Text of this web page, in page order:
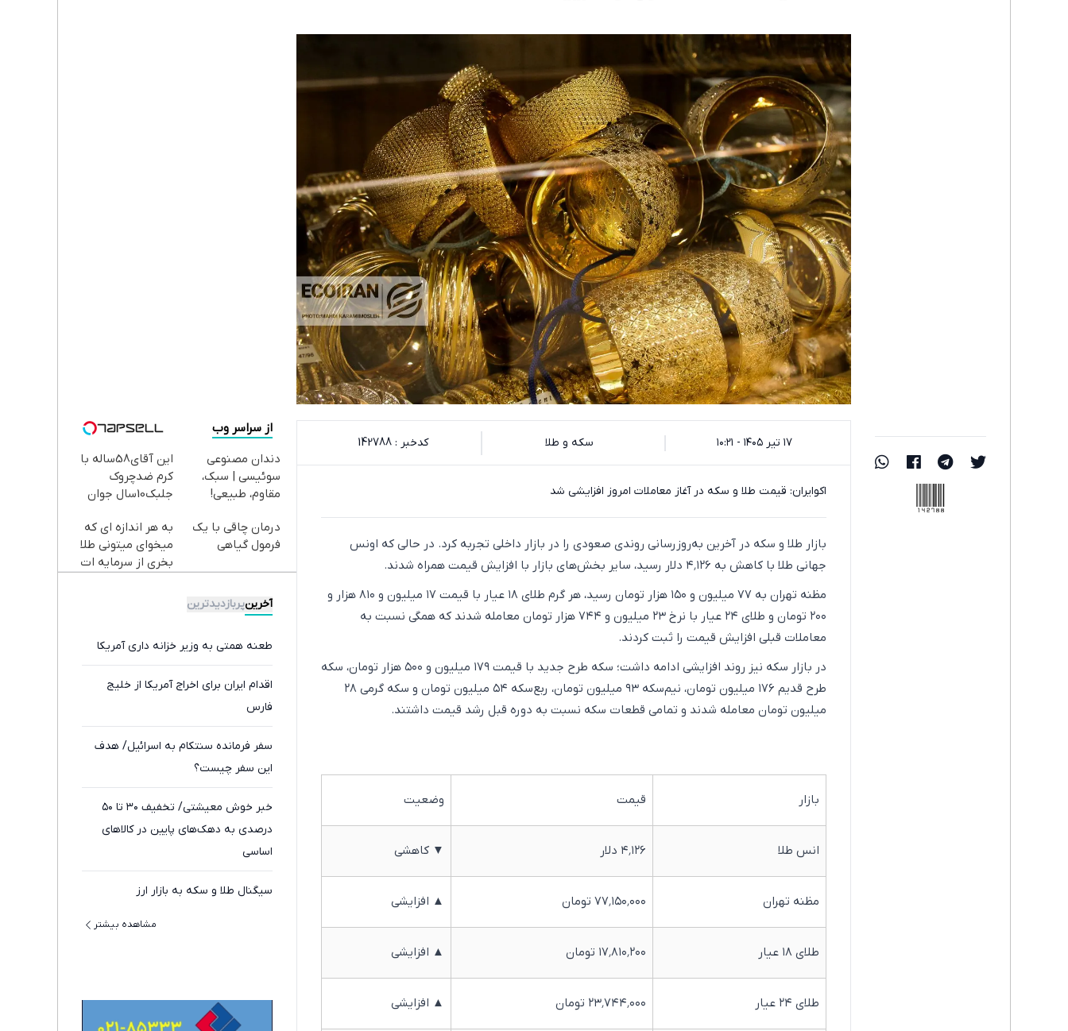
142788
۱۷ تیر ۱۴۰۵ - ۱۰:۲۱ سکه و طلا کدخبر : 142788
اکوایران: قیمت طلا و سکه در آغاز معاملات امروز افزایشی شد
بازار طلا و سکه در آخرین به‌روزرسانی روندی صعودی را در بازار داخلی تجربه کرد. در حالی که اونس
جهانی طلا با کاهش به ۴٬۱۲۶ دلار رسید، سایر بخش‌های بازار با افزایش قیمت همراه شدند.
مظنه تهران به ۷۷ میلیون و ۱۵۰ هزار تومان رسید، هر گرم طلای ۱۸ عیار با قیمت ۱۷ میلیون و ۸۱۰ هزار و
۲۰۰ تومان و طلای ۲۴ عیار با نرخ ۲۳ میلیون و ۷۴۴ هزار تومان معامله شدند که همگی نسبت به
معاملات قبلی افزایش قیمت را ثبت کردند.
در بازار سکه نیز روند افزایشی ادامه داشت؛ سکه طرح جدید با قیمت ۱۷۹ میلیون و ۵۰۰ هزار تومان، سکه
طرح قدیم ۱۷۶ میلیون تومان، نیم‌سکه ۹۳ میلیون تومان، ربع‌سکه ۵۴ میلیون تومان و سکه گرمی ۲۸
میلیون تومان معامله شدند و تمامی قطعات سکه نسبت به دوره قبل رشد قیمت داشتند.
بازار قیمت وضعیت
انس طلا ۴٬۱۲۶ دلار ▼ کاهشی
مظنه تهران ۷۷٬۱۵۰٬۰۰۰ تومان ▲ افزایشی
طلای ۱۸ عیار ۱۷٬۸۱۰٬۲۰۰ تومان ▲ افزایشی
طلای ۲۴ عیار ۲۳٬۷۴۴٬۰۰۰ تومان ▲ افزایشی
از سراسر وب
دندان مصنوعی
سوئیسی | سبک،
مقاوم، طبیعی!
رایگان+پرداخت
اقساطی😍
این آقای58ساله با
کرم ضدچروک
جلبک10سال جوان
تخفیف)
درمان چاقی با یک
فرمول گیاهی
به هر اندازه ای که
میخوای میتونی طلا
بخری از سرمایه ات
آخرینپربازدیدترین
طعنه همتی به وزیر خزانه داری آمریکا
اقدام ایران برای اخراج آمریکا از خلیج
فارس
سفر فرمانده سنتکام به اسرائیل/ هدف
این سفر چیست؟
خبر خوش معیشتی/ تخفیف ۳۰ تا ۵۰
درصدی به دهک‌های پایین در کالاهای
اساسی
سیگنال طلا و سکه به بازار ارز
مشاهده بیشتر